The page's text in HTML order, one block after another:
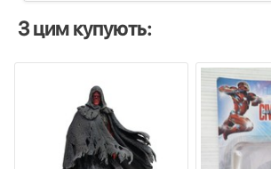
З цим купують: